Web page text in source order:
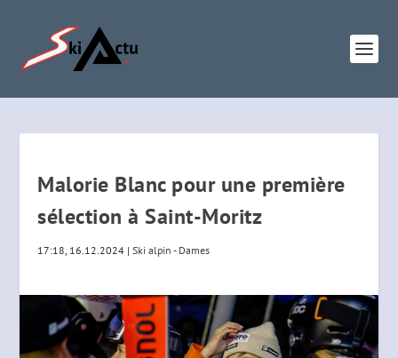
Malorie Blanc pour une première
sélection à Saint-Moritz
17:18, 16.12.2024 |Ski alpin - Dames